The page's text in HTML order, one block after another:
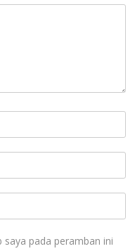
pada peramban ini